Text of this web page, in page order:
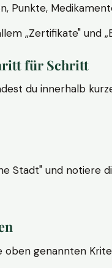
Punkte,
„Zertifikate" und
für Schritt
du innerhalb
Stadt" und notiere
genannten